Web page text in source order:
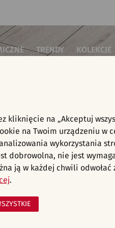
TRENDY KOLEKCJE
Płytki cegiełki
Płytki drewnopodobne
Płytki heksagonalne
Płytki jodełka
Płytki kamienne
Płytki kolorowe
Płytki
Płytki we
INWESTYCJE,
filtry. Przejdź do pełnej oferty
kliknięcie na „Akceptuj
na Twoim urządzeniu w
wykorzystania
dobrowolna, nie jest
ją w każdej chwili odwołać
.